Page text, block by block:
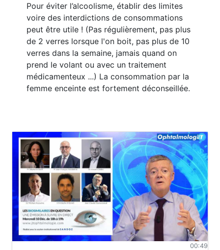
Pour éviter l’alcoolisme, établir des limites
voire des interdictions de consommations
peut être utile ! (Pas régulièrement, pas plus
de 2 verres lorsque l'on boit, pas plus de 10
verres dans la semaine, jamais quand on
prend le volant ou avec un traitement
médicamenteux ...) La consommation par la
femme enceinte est fortement déconseillée.
00:49